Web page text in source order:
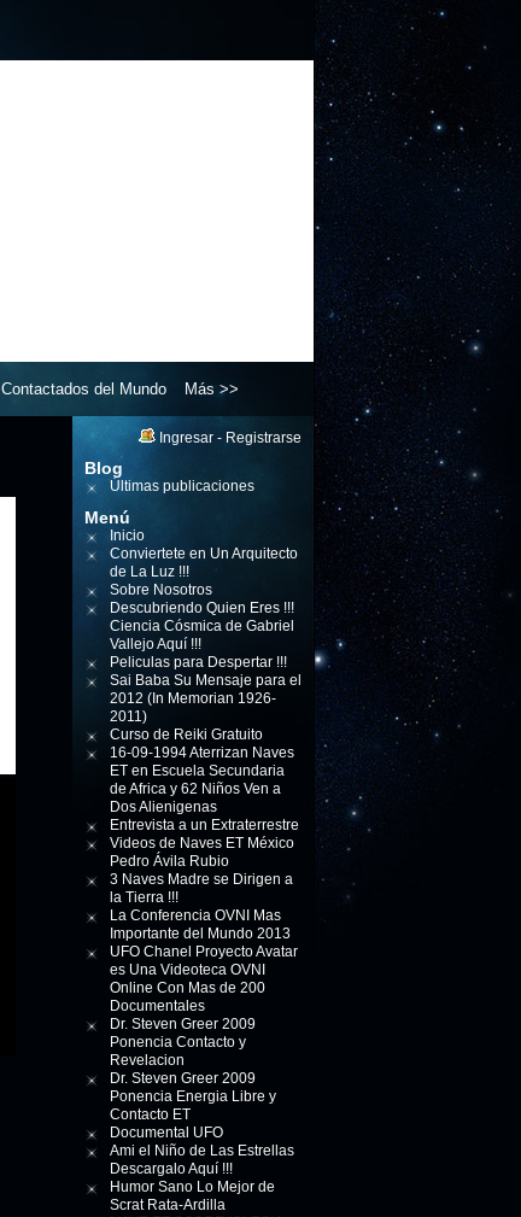
Contactados del Mundo Más >>
Ingresar - Registrarse
Blog
Últimas publicaciones
Menú
Inicio
Conviertete en Un Arquitecto
de La Luz !!!
Sobre Nosotros
Descubriendo Quien Eres !!!
Ciencia Cósmica de Gabriel
Vallejo Aquí !!!
Peliculas para Despertar !!!
Sai Baba Su Mensaje para el
2012 (In Memorian 1926-
2011)
Curso de Reiki Gratuito
16-09-1994 Aterrizan Naves
ET en Escuela Secundaria
de Africa y 62 Niños Ven a
Dos Alienigenas
Entrevista a un Extraterrestre
Videos de Naves ET México
Pedro Ávila Rubio
3 Naves Madre se Dirigen a
la Tierra !!!
La Conferencia OVNI Mas
Importante del Mundo 2013
UFO Chanel Proyecto Avatar
es Una Videoteca OVNI
Online Con Mas de 200
Documentales
Dr. Steven Greer 2009
Ponencia Contacto y
Revelacion
Dr. Steven Greer 2009
Ponencia Energia Libre y
Contacto ET
Documental UFO
Ami el Niño de Las Estrellas
Descargalo Aquí !!!
Humor Sano Lo Mejor de
Scrat Rata-Ardilla